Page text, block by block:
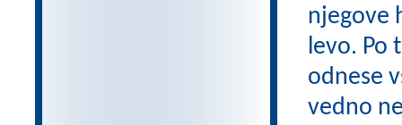
njegove
levo. Po
odnese
vedno